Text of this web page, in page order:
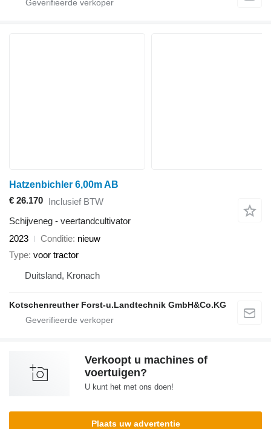
Hatzenbichler 6,00m AB
€ 26.170 Inclusief BTW
Schijveneg - veertandcultivator
2023
Conditie nieuw
Type voor tractor
Duitsland, Kronach
Kotschenreuther Forst-u.Landtechnik GmbH&Co.KG
Verkoopt u machines of
voertuigen?
U kunt het met ons doen!
Plaats uw advertentie